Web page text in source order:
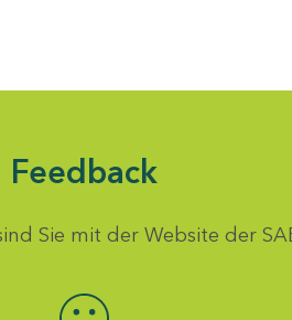
Feedback
Sie mit der Website der
Bewertung auswählen